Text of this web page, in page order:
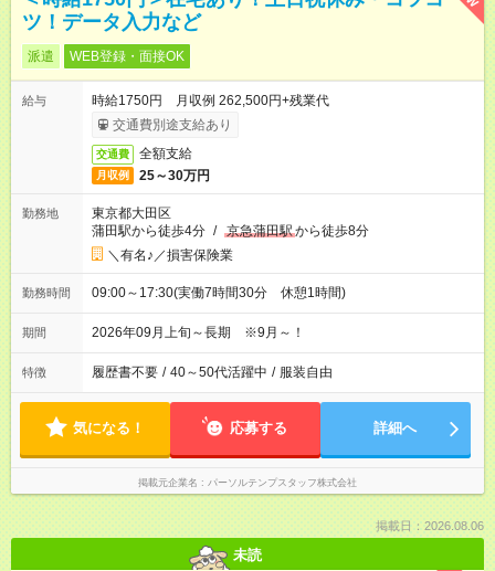
ツ！データ入力など
派遣 WEB登録・面接OK
給与
時給1750円 月収例 262,500円+残業代
交通費別途支給あり
交通費 全額支給
月収例 25～30万円
勤務地
東京都大田区
蒲田駅から徒歩4分 / 京急蒲田駅から徒歩8分
＼有名♪／損害保険業
勤務時間 09:00～17:30(実働7時間30分 休憩1時間)
期間 2026年09月上旬～長期 ※9月～！
特徴 履歴書不要 / 40～50代活躍中 / 服装自由
気になる！ 応募する 詳細へ
掲載元企業名 パーソルテンプスタッフ株式会社
掲載日：2026.08.06
未読